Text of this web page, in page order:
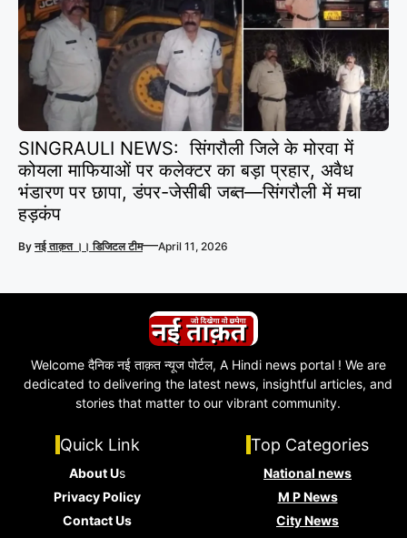
SINGRAULI NEWS: सिंगरौली जिले के मोरवा में
कोयला माफियाओं पर कलेक्टर का बड़ा प्रहार, अवैध
भंडारण पर छापा, डंपर-जेसीबी जब्त—सिंगरौली में मचा
हड़कंप
Byनई ताक़त ।। डिजिटल टीम—April 11, 2026
Welcome दैनिक नई ताक़त न्यूज पोर्टल, A Hindi news portal ! We are
dedicated to delivering the latest news, insightful articles, and
stories that matter to our vibrant community.
Quick Link
About Us
Privacy Policy
Contact Us
Top Categories
National news
M P News
City News